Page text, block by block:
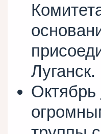
Луганск.
Октябрь